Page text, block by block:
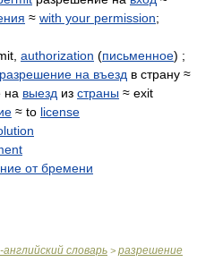
≈ with your permission;
authorization (письменное) ;
разрешение на въезд в страну ≈
на выезд из страны ≈ exit
≈ to license
от бремени
словарь > разрешение